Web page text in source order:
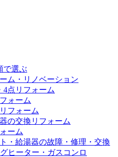
で選ぶ
ム・リノベーション
4点リフォーム
ォーム
フォーム
の交換リフォーム
ーム
・給湯器の故障・修理・交換
ヒーター・ガスコンロ